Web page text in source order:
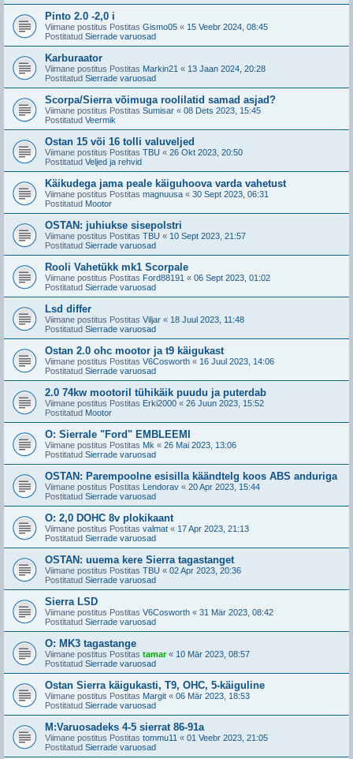
Pinto 2.0 -2,0 i
Viimane postitus Postitas Gismo05 « 15 Veebr 2024, 08:45
Postitatud Sierrade varuosad
Karburaator
Viimane postitus Postitas Markin21 « 13 Jaan 2024, 20:28
Postitatud Sierrade varuosad
Scorpa/Sierra võimuga roolilatid samad asjad?
Viimane postitus Postitas Sumisar « 08 Dets 2023, 15:45
Postitatud Veermik
Ostan 15 või 16 tolli valuveljed
Viimane postitus Postitas TBU « 26 Okt 2023, 20:50
Postitatud Veljed ja rehvid
Käikudega jama peale käiguhoova varda vahetust
Viimane postitus Postitas magnuusa « 30 Sept 2023, 06:31
Postitatud Mootor
OSTAN: juhiukse sisepolstri
Viimane postitus Postitas TBU « 10 Sept 2023, 21:57
Postitatud Sierrade varuosad
Rooli Vahetükk mk1 Scorpale
Viimane postitus Postitas Ford88191 « 06 Sept 2023, 01:02
Postitatud Sierrade varuosad
Lsd differ
Viimane postitus Postitas Viljar « 18 Juul 2023, 11:48
Postitatud Sierrade varuosad
Ostan 2.0 ohc mootor ja t9 käigukast
Viimane postitus Postitas V6Cosworth « 16 Juul 2023, 14:06
Postitatud Sierrade varuosad
2.0 74kw mootoril tühikäik puudu ja puterdab
Viimane postitus Postitas Erki2000 « 26 Juun 2023, 15:52
Postitatud Mootor
O: Sierrale "Ford" EMBLEEMI
Viimane postitus Postitas Mk « 26 Mai 2023, 13:06
Postitatud Sierrade varuosad
OSTAN: Parempoolne esisilla käändtelg koos ABS anduriga
Viimane postitus Postitas Lendorav « 20 Apr 2023, 15:44
Postitatud Sierrade varuosad
O: 2,0 DOHC 8v plokikaant
Viimane postitus Postitas valmat « 17 Apr 2023, 21:13
Postitatud Sierrade varuosad
OSTAN: uuema kere Sierra tagastanget
Viimane postitus Postitas TBU « 02 Apr 2023, 20:36
Postitatud Sierrade varuosad
Sierra LSD
Viimane postitus Postitas V6Cosworth « 31 Mär 2023, 08:42
Postitatud Sierrade varuosad
O: MK3 tagastange
Viimane postitus Postitas tamar« 10 Mär 2023, 08:57
Postitatud Sierrade varuosad
Ostan Sierra käigukasti, T9, OHC, 5-käiguline
Viimane postitus Postitas Margit « 06 Mär 2023, 18:53
Postitatud Sierrade varuosad
M:Varuosadeks 4-5 sierrat 86-91a
Viimane postitus Postitas tommu11 « 01 Veebr 2023, 21:05
Postitatud Sierrade varuosad